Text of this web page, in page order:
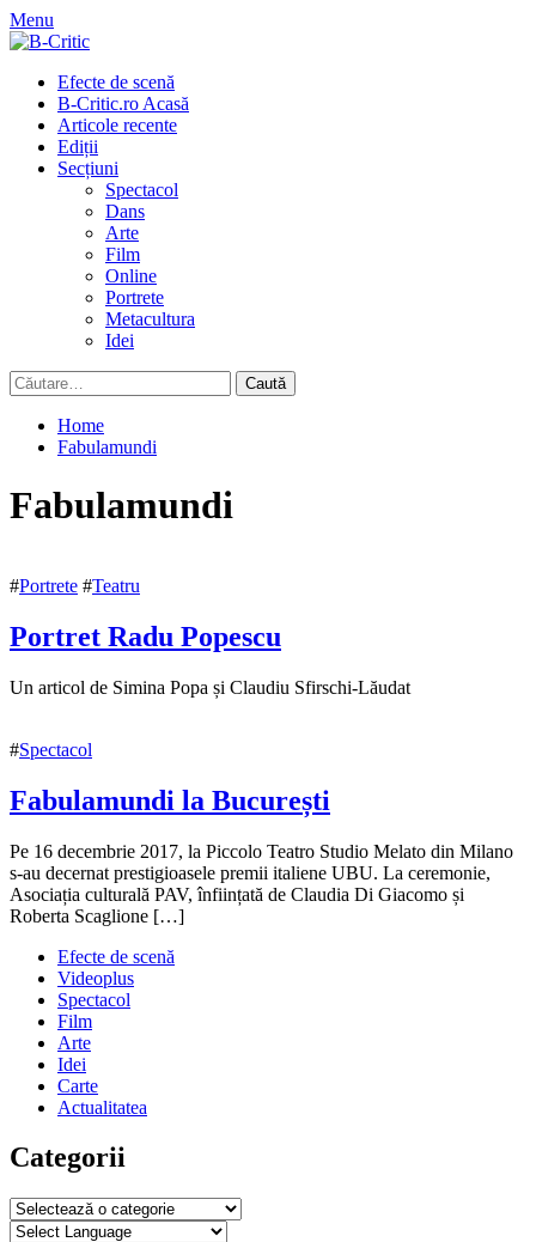
Skip
to
Menu
Primary
Menu
Efecte de scenă
B-Critic.ro Acasă
Articole recente
Ediții
Secțiuni
Spectacol
Dans
Arte
Film
Online
Portrete
Metacultura
Idei
Caută
după:
Home
Fabulamundi
Fabulamundi
#Portrete #Teatru
Portret Radu Popescu
10
noiembrie
Un articol de Simina Popa și Claudiu Sfirschi-Lăudat
#Spectacol
Fabulamundi la București
29
decembrie
201718
ianuarie
Pe 16 decembrie 2017, la Piccolo Teatro Studio Melato din Milano
s-au decernat prestigioasele premii italiene UBU. La ceremonie,
Asociația culturală PAV, înființată de Claudia Di Giacomo și
Roberta Scaglione […]
Efecte de scenă
Videoplus
Spectacol
Film
Arte
Idei
Carte
Actualitatea
Categorii
Categorii